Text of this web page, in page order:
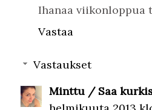
Ihanaa viikonloppua
Vastaa
Vastaukset
Minttu / Saa